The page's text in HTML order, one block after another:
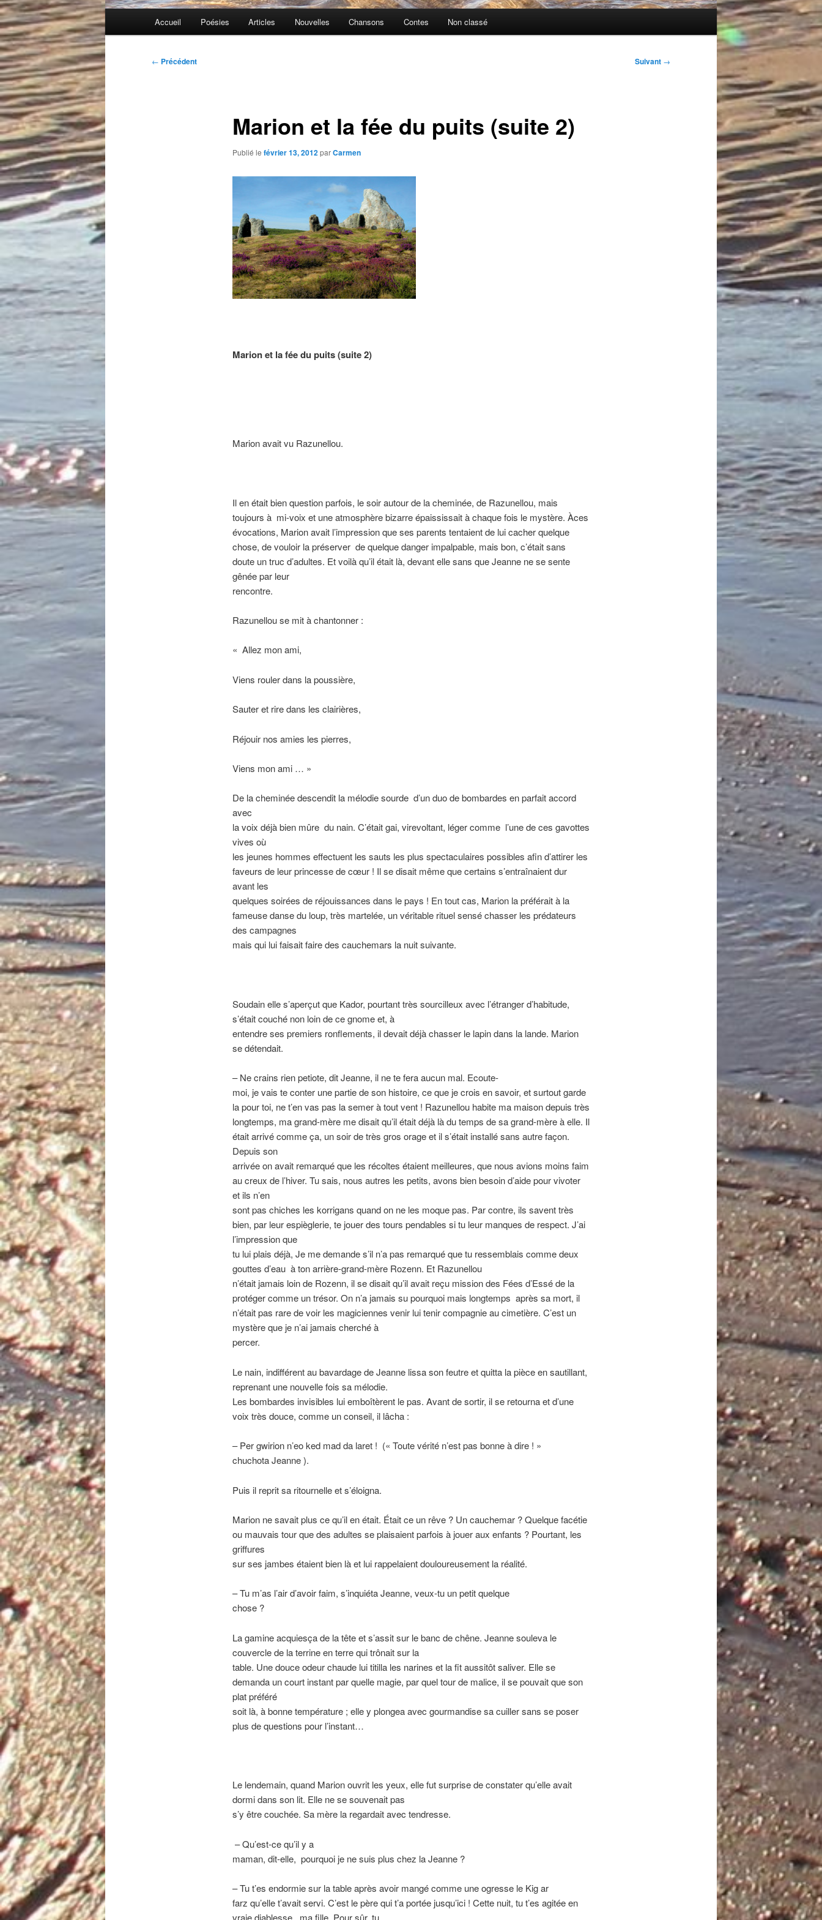
Accueil Poésies Articles Nouvelles Chansons Contes Non classé
Navigation
← Précédent Suivant →
Marion et la fée du puits (suite 2)
Publié le février 13, 2012parCarmen
Marion et la fée du puits (suite 2)
Marion avait vu Razunellou.
Il en était bien question parfois, le soir autour de la cheminée, de Razunellou, mais
toujours à mi-voix et une atmosphère bizarre épaississait à chaque fois le mystère. Àces
évocations, Marion avait l’impression que ses parents tentaient de lui cacher quelque
chose, de vouloir la préserver de quelque danger impalpable, mais bon, c’était sans
doute un truc d’adultes. Et voilà qu’il était là, devant elle sans que Jeanne ne se sente
gênée par leur
rencontre.
Razunellou se mit à chantonner :
« Allez mon ami,
Viens rouler dans la poussière,
Sauter et rire dans les clairières,
Réjouir nos amies les pierres,
Viens mon ami … »
De la cheminée descendit la mélodie sourde d’un duo de bombardes en parfait accord
avec
la voix déjà bien mûre du nain. C’était gai, virevoltant, léger comme l’une de ces gavottes
vives où
les jeunes hommes effectuent les sauts les plus spectaculaires possibles afin d’attirer les
faveurs de leur princesse de cœur ! Il se disait même que certains s’entraînaient dur
avant les
quelques soirées de réjouissances dans le pays ! En tout cas, Marion la préférait à la
fameuse danse du loup, très martelée, un véritable rituel sensé chasser les prédateurs
des campagnes
mais qui lui faisait faire des cauchemars la nuit suivante.
Soudain elle s’aperçut que Kador, pourtant très sourcilleux avec l’étranger d’habitude,
s’était couché non loin de ce gnome et, à
entendre ses premiers ronflements, il devait déjà chasser le lapin dans la lande. Marion
se détendait.
–Ne crains rien petiote, dit Jeanne, il ne te fera aucun mal. Ecoute-
moi, je vais te conter une partie de son histoire, ce que je crois en savoir, et surtout garde
la pour toi, ne t’en vas pas la semer à tout vent ! Razunellou habite ma maison depuis très
longtemps, ma grand-mère me disait qu’il était déjà là du temps de sa grand-mère à elle. Il
était arrivé comme ça, un soir de très gros orage et il s’était installé sans autre façon.
Depuis son
arrivée on avait remarqué que les récoltes étaient meilleures, que nous avions moins faim
au creux de l’hiver. Tu sais, nous autres les petits, avons bien besoin d’aide pour vivoter
et ils n’en
sont pas chiches les korrigans quand on ne les moque pas. Par contre, ils savent très
bien, par leur espièglerie, te jouer des tours pendables si tu leur manques de respect. J’ai
l’impression que
tu lui plais déjà, Je me demande s’il n’a pas remarqué que tu ressemblais comme deux
gouttes d’eau à ton arrière-grand-mère Rozenn. Et Razunellou
n’était jamais loin de Rozenn, il se disait qu’il avait reçu mission des Fées d’Essé de la
protéger comme un trésor. On n’a jamais su pourquoi mais longtemps après sa mort, il
n’était pas rare de voir les magiciennes venir lui tenir compagnie au cimetière. C’est un
mystère que je n’ai jamais cherché à
percer.
Le nain, indifférent au bavardage de Jeanne lissa son feutre et quitta la pièce en sautillant,
reprenant une nouvelle fois sa mélodie.
Les bombardes invisibles lui emboîtèrent le pas. Avant de sortir, il se retourna et d’une
voix très douce, comme un conseil, il lâcha :
– Per gwirion n’eo ked mad da laret ! (« Toute vérité n’est pas bonne à dire ! »
chuchota Jeanne ).
Puis il reprit sa ritournelle et s’éloigna.
Marion ne savait plus ce qu’il en était. Était ce un rêve ? Un cauchemar ? Quelque facétie
ou mauvais tour que des adultes se plaisaient parfois à jouer aux enfants ? Pourtant, les
griffures
sur ses jambes étaient bien là et lui rappelaient douloureusement la réalité.
–Tu m’as l’air d’avoir faim, s’inquiéta Jeanne, veux-tu un petit quelque
chose ?
La gamine acquiesça de la tête et s’assit sur le banc de chêne. Jeanne souleva le
couvercle de la terrine en terre qui trônait sur la
table. Une douce odeur chaude lui titilla les narines et la fit aussitôt saliver. Elle se
demanda un court instant par quelle magie, par quel tour de malice, il se pouvait que son
plat préféré
soit là, à bonne température ; elle y plongea avec gourmandise sa cuiller sans se poser
plus de questions pour l’instant…
Le lendemain, quand Marion ouvrit les yeux, elle fut surprise de constater qu’elle avait
dormi dans son lit. Elle ne se souvenait pas
s’y être couchée. Sa mère la regardait avec tendresse.
–Qu’est-ce qu’il y a
maman, dit-elle, pourquoi je ne suis plus chez la Jeanne ?
–Tu t’es endormie sur la table après avoir mangé comme une ogresse le Kig ar
farz qu’elle t’avait servi. C’est le père qui t’a portée jusqu’ici ! Cette nuit, tu t’es agitée en
vraie diablesse,
ma fille. Pour sûr, tu